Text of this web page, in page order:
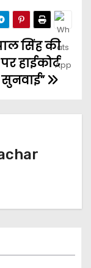
सिंह की
हाईकोर्ट